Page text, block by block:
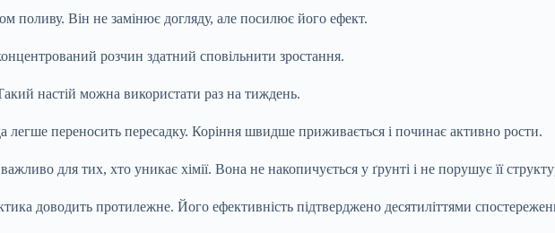
поливу. Він не замінює догляду, але посилює його ефект.
розчин здатний сповільнити зростання.
настій можна використати раз на тиждень.
легше переносить пересадку. Коріння швидше приживається і починає активно рости.
для тих, хто уникає хімії. Вона не накопичується у ґрунті і не порушує її
доводить протилежне. Його ефективність підтверджено десятиліттями